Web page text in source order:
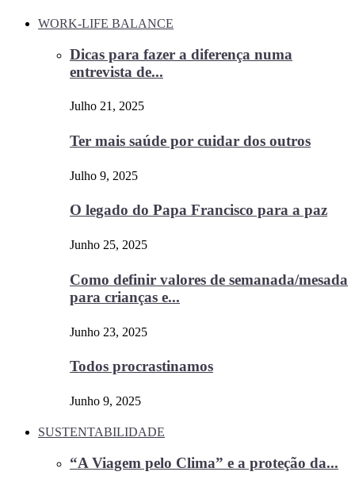
WORK-LIFE BALANCE
Dicas para fazer a diferença numa
entrevista de...
Julho 21, 2025
Ter mais saúde por cuidar dos outros
Julho 9, 2025
O legado do Papa Francisco para a paz
Junho 25, 2025
Como definir valores de semanada/mesada
para crianças e...
Junho 23, 2025
Todos procrastinamos
Junho 9, 2025
SUSTENTABILIDADE
“A Viagem pelo Clima” e a proteção da...